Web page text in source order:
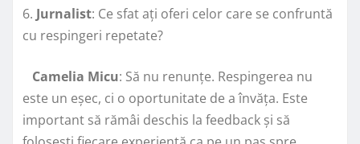
6. Jurnalist: Ce sfat ați oferi celor care se confruntă
cu respingeri repetate?
Camelia Micu: Să nu renunțe. Respingerea nu
este un eșec, ci o oportunitate de a învăța. Este
important să rămâi deschis la feedback și să